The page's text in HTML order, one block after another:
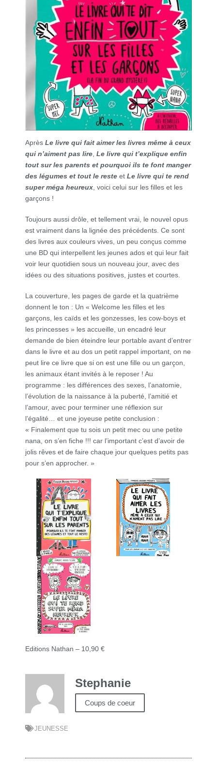
AprèsLe livre qui fait aimer les livres même à ceux
qui n’aiment pas lire ,Le livre qui t’explique enfin
tout sur les parents et pourquoi ils te font manger
des légumes et tout le reste etLe livre qui te rend
super méga heureux , voici celui sur les filles et les
garçons !
Toujours aussi drôle, et tellement vrai, le nouvel opus
est vraiment dans la lignée des précédents. Ce sont
des livres aux couleurs vives, un peu conçus comme
une BD qui interpellent les jeunes ados et qui leur fait
voir leur quotidien sous un nouveau jour, avec des
idées ou des situations positives, justes et courtes.
La couverture, les pages de garde et la quatrième
donnent le ton : Un « Welcome les filles et les
garçons, les caïds et les gonzesses, les cow-boys et
les princesses » les accueille, un encadré leur
demande de bien éteindre leur portable avant d’entrer
dans le livre et au dos un petit rappel important, on ne
peut lire ce livre que si on est une fille ou un garçon,
les animaux étant invités à le reposer ! Au
programme : les différences des sexes, l’anatomie,
l’évolution de la naissance à la puberté, l’amitié et
l’amour, avec pour terminer une réflexion sur
l’égalité… et une joyeuse petite conclusion :
« Finalement que tu sois un petit mec ou une petite
nana, on s’en fiche !!! car l’important c’est d’avoir de
jolis rêves et de faire chaque jour quelques petits pas
pour s’en approcher. »
Editions Nathan – 10,90 €
Stephanie
Coups de coeur
JEUNESSE